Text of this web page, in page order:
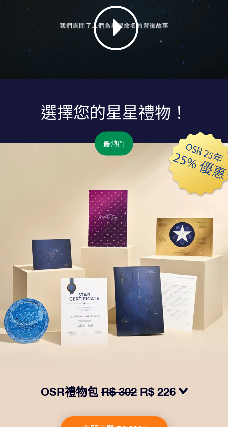
選擇您的星星禮物！
最熱門
OSR禮物包R$ 302 R$ 226
一個精美的信封、寄往您的收貨地址的個性化文檔、電子